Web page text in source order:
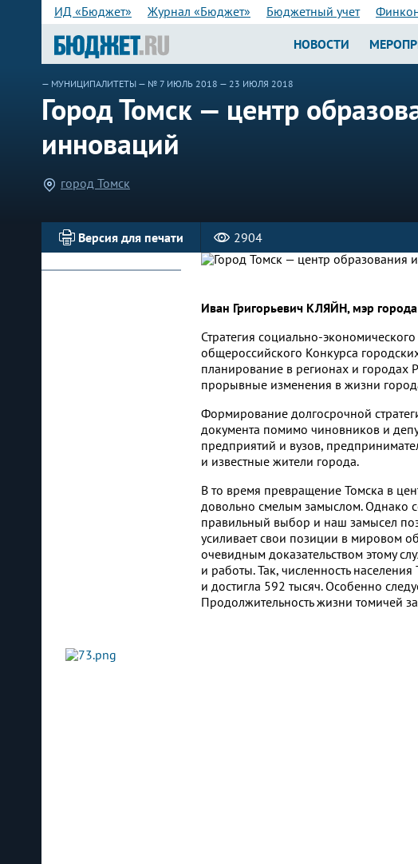
ИД «Бюджет» Журнал «Бюджет» Бюджетный учет
НОВОСТИ
— МУНИЦИПАЛИТЕТЫ — № 7 ИЮЛЬ 2018 — 23 ИЮЛЯ 2018
Город Томск — центр
инноваций
город Томск
Версия для печати 2904
Иван Григорьевич КЛЯЙН, мэр
Стратегия социально-
общероссийского Конкурса
планирование в регионах и городах
прорывные изменения в жизни
Формирование долгосрочной
документа помимо чиновников и
предприятий и вузов,
и известные жители города.
В то время превращение Томска в
довольно смелым замыслом. Однако
правильный выбор и наш замысел
усиливает свои позиции в мировом
очевидным доказательством этому
и работы. Так, численность
и достигла 592 тысяч. Особенно
Продолжительность жизни томичей за